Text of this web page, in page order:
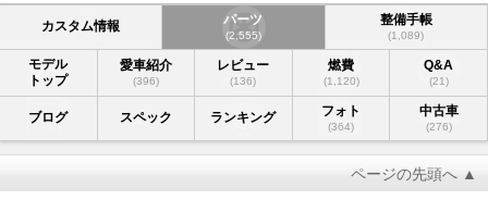
カスタム情報 パーツ
(2,555)
整備手帳
(1,089)
モデル
トップ
愛車紹介
(396)
レビュー
(136)
燃費
(1,120)
Q&A
(21)
ブログ スペック ランキング フォト
(364)
中古車
(276)
ページの先頭へ ▲